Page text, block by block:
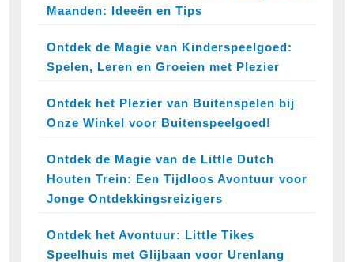
Maanden: Ideeën en Tips
Ontdek de Magie van Kinderspeelgoed:
Spelen, Leren en Groeien met Plezier
Ontdek het Plezier van Buitenspelen bij
Onze Winkel voor Buitenspeelgoed!
Ontdek de Magie van de Little Dutch
Houten Trein: Een Tijdloos Avontuur voor
Jonge Ontdekkingsreizigers
Ontdek het Avontuur: Little Tikes
Speelhuis met Glijbaan voor Urenlang